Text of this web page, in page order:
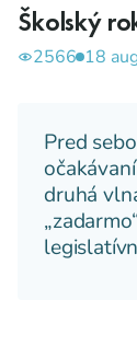
Školský
2566 18
Pred
druhá